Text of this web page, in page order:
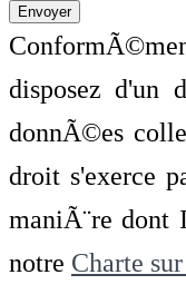
disposez d'un
donnÃ©es
droit s'exerce
maniÃ¨re dont
notre Charte